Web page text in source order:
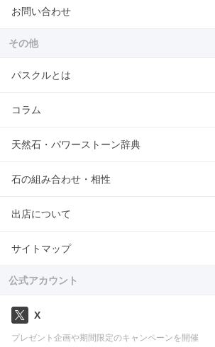
お問い合わせ
その他
パスクルとは
コラム
天然石・パワーストーン辞典
石の組み合わせ・相性
出店について
サイトマップ
公式アカウント
X
プレゼント企画や期間限定のキャンペーンを開催